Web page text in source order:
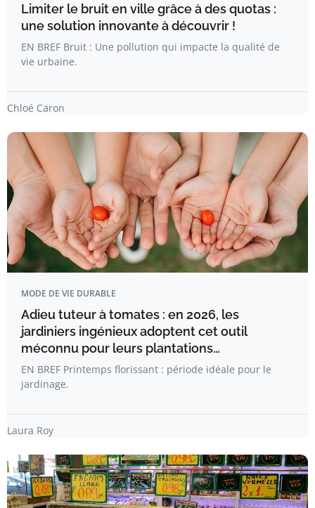
Limiter le bruit en ville grâce à des quotas :
une solution innovante à découvrir !
EN BREF Bruit : Une pollution qui impacte la qualité de
vie urbaine.
Chloé Caron
MODE DE VIE DURABLE
Adieu tuteur à tomates : en 2026, les
jardiniers ingénieux adoptent cet outil
méconnu pour leurs plantations…
EN BREF Printemps florissant : période idéale pour le
jardinage.
Laura Roy